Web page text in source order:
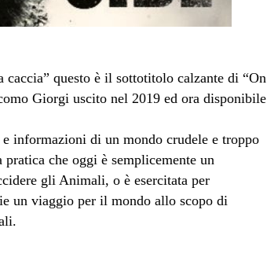
questo è il sottotitolo calzante di “On
Giorgi uscito nel 2019 ed ora disponibile
informazioni di un mondo crudele e troppo
che oggi è semplicemente un
gli Animali, o è esercitata per
un viaggio per il mondo allo scopo di